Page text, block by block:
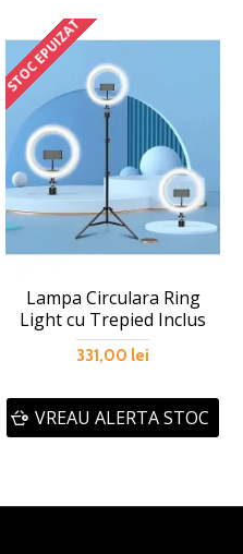
STOC EPUIZAT
Lampa Circulara Ring
Light cu Trepied Inclus
331,00 lei
VREAU ALERTA STOC